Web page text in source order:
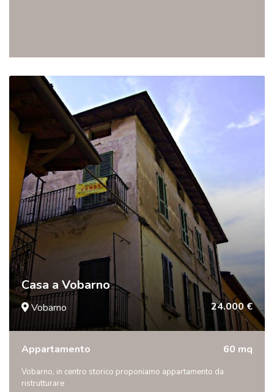
Casa a Vobarno
Vobarno 24.000 €
Appartamento 60 mq
Vobarno, in centro storico proponiamo appartamento da
ristrutturare